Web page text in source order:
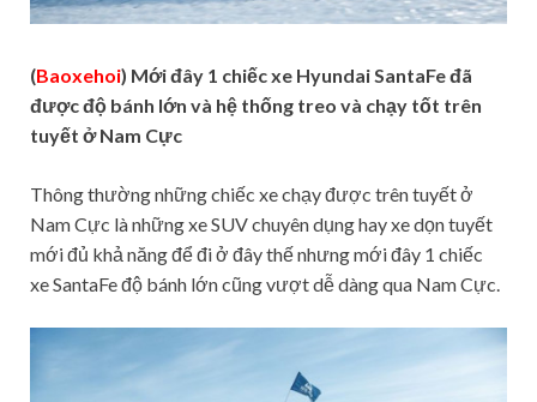
(Baoxehoi) Mới đây 1 chiếc xe Hyundai SantaFe đã
được độ bánh lớn và hệ thống treo và chạy tốt trên
tuyết ở Nam Cực
Thông thường những chiếc xe chạy được trên tuyết ở
Nam Cực là những xe SUV chuyên dụng hay xe dọn tuyết
mới đủ khả năng để đi ở đây thế nhưng mới đây 1 chiếc
xe SantaFe độ bánh lớn cũng vượt dễ dàng qua Nam Cực.